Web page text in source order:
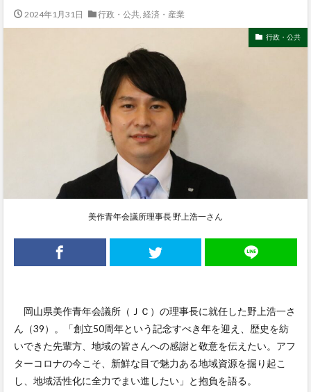
2024年1月31日 行政・公共 経済・産業
行政・公共
美作青年会議所理事長 野上浩一さん
岡山県美作青年会議所（ＪＣ）の理事長に就任した野上浩一さ
ん（39）。「創立50周年という記念すべき年を迎え、歴史を紡
いできた先輩方、地域の皆さんへの感謝と敬意を伝えたい。アフ
ターコロナの今こそ、新鮮な目で魅力ある地域資源を掘り起こ
し、地域活性化に全力でまい進したい」と抱負を語る。